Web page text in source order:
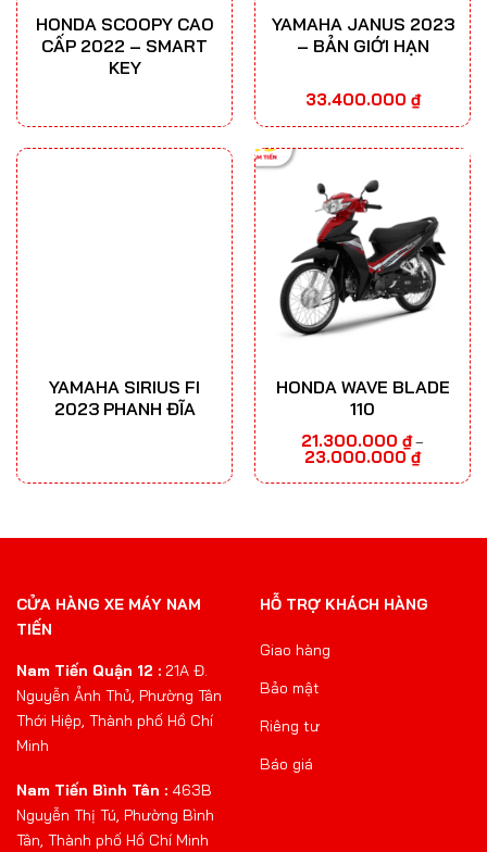
HONDA SCOOPY CAO
CẤP 2022 – SMART
KEY
YAMAHA JANUS 2023
– BẢN GIỚI HẠN
33.400.000 ₫
YAMAHA SIRIUS FI
2023 PHANH ĐĨA
HONDA WAVE BLADE
110
21.300.000 ₫ –
23.000.000₫Khoảng
giá:
CỬA HÀNG XE MÁY NAM
TIẾN
Nam Tiến Quận 12 : 21A Đ.
Nguyễn Ảnh Thủ, Phường Tân
Thới Hiệp, Thành phố Hồ Chí
Minh
Nam Tiến Bình Tân : 463B
Nguyễn Thị Tú, Phường Bình
Tân, Thành phố Hồ Chí Minh
HỖ TRỢ KHÁCH HÀNG
Giao hàng
Bảo mật
Riêng tư
Báo giá